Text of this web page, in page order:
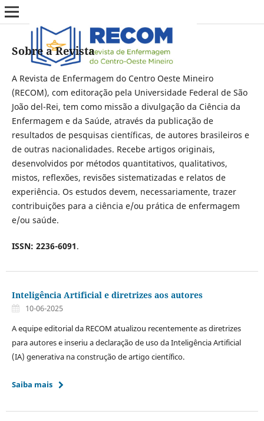
Sobre a Revista
A Revista de Enfermagem do Centro Oeste Mineiro
(RECOM), com editoração pela Universidade Federal de São
João del-Rei, tem como missão a divulgação da Ciência da
Enfermagem e da Saúde, através da publicação de
resultados de pesquisas científicas, de autores brasileiros e
de outras nacionalidades. Recebe artigos originais,
desenvolvidos por métodos quantitativos, qualitativos,
mistos, reflexões, revisões sistematizadas e relatos de
experiência. Os estudos devem, necessariamente, trazer
contribuições para a ciência e/ou prática de enfermagem
e/ou saúde.
ISSN: 2236-6091.
Inteligência Artificial e diretrizes aos autores
10-06-2025
A equipe editorial da RECOM atualizou recentemente as diretrizes
para autores e inseriu a declaração de uso da Inteligência Artificial
(IA) generativa na construção de artigo científico.
Saiba mais